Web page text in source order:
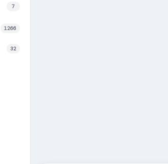
7
1266
32